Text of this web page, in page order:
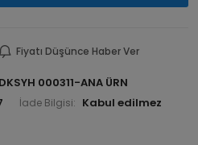
Fiyatı Düşünce Haber Ver
000311-ANA ÜRN
İade Bilgisi: